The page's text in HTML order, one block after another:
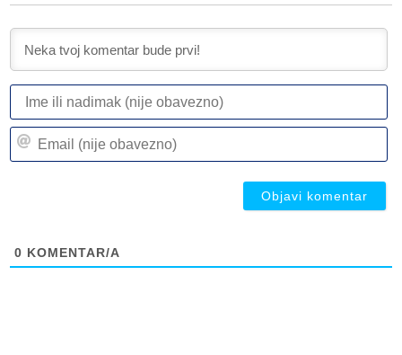
0 KOMENTAR/A